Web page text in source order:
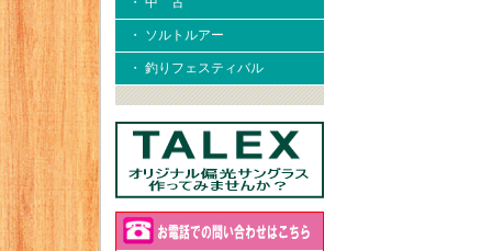
・ ソルトルアー
・ 釣りフェスティバル